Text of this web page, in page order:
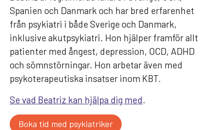
Spanien och Danmark och har bred erfarenhet
från psykiatri i både Sverige och Danmark,
inklusive akutpsykiatri. Hon hjälper framför allt
patienter med ångest, depression, OCD, ADHD
och sömnstörningar. Hon arbetar även med
psykoterapeutiska insatser inom KBT.
Se vad Beatriz kan hjälpa dig med.
Boka tid med psykiatriker